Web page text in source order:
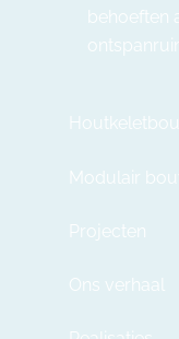
behoeften
Modulair
Projecten
Ons verhaal